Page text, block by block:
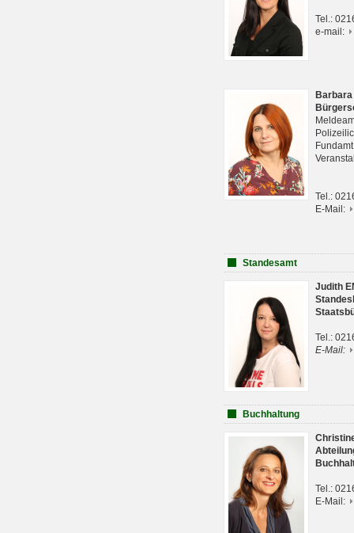
Tel.:
e-mail:
Tel.:
E-Mail:
Standesamt
Judith
Tel.:
E-Mail:
Buchhaltung
Tel.:
E-Mail: